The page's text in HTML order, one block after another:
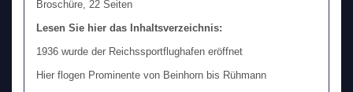
Broschüre, 22 Seiten
Lesen Sie hier das Inhaltsverzeichnis:
1936 wurde der Reichssportflughafen eröffnet
Hier flogen Prominente von Beinhorn bis Rühmann